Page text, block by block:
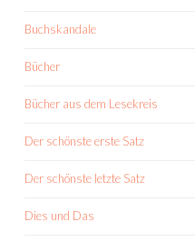
Buchskandale
Bücher
Bücher aus dem Lesekreis
Der schönste erste Satz
Der schönste letzte Satz
Dies und Das